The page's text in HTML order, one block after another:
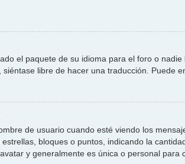
el paquete de su idioma para el foro o
libre de hacer una traducción. Puede
de usuario cuando esté viendo los
bloques o puntos, indicando la
y generalmente es única o personal para